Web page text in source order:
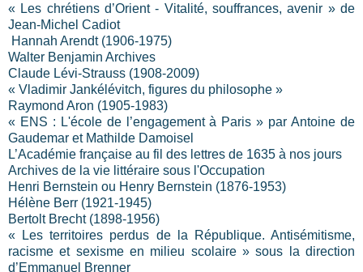
« Les chrétiens d’Orient - Vitalité, souffrances, avenir » de
Jean-Michel Cadiot
Hannah Arendt (1906-1975)
Walter Benjamin Archives
Claude Lévi-Strauss (1908-2009)
« Vladimir Jankélévitch, figures du philosophe »
Raymond Aron (1905-1983)
« ENS : L'école de l’engagement à Paris » par Antoine de
Gaudemar et Mathilde Damoisel
L’Académie française au fil des lettres de 1635 à nos jours
Archives de la vie littéraire sous l'Occupation
Henri Bernstein ou Henry Bernstein (1876-1953)
Hélène Berr (1921-1945)
Bertolt Brecht (1898-1956)
« Les territoires perdus de la République. Antisémitisme,
racisme et sexisme en milieu scolaire » sous la direction
d’Emmanuel Brenner